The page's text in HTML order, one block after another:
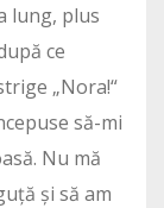
lung, plus
ce
„Nora!“
să-mi
Nu mă
și să am